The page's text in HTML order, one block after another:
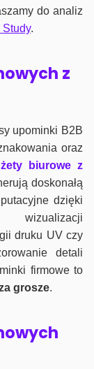
do analiz
Study.
z
upominki B2B
oraz
biurowe z
doskonałą
dzięki
druku UV czy
detali
firmowe to
grosze.